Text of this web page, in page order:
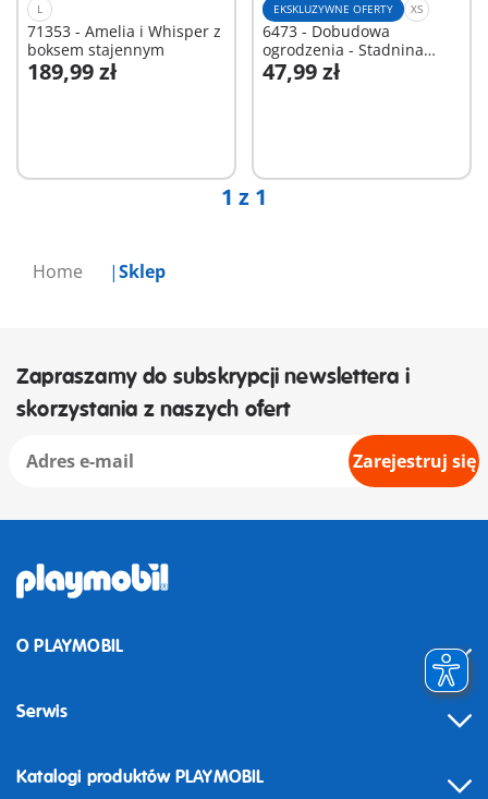
Home Sklep
L
71353 - Amelia i Whisper z
boksem stajennym
189,99 zł
EKSKLUZYWNE OFERTY XS
6473 - Dobudowa
ogrodzenia - Stadnina
kucyków
47,99 zł
1 z 1
Zapraszamy do subskrypcji newslettera i
skorzystania z naszych ofert
Zarejestruj się
O PLAYMOBIL
Serwis
Katalogi produktów PLAYMOBIL